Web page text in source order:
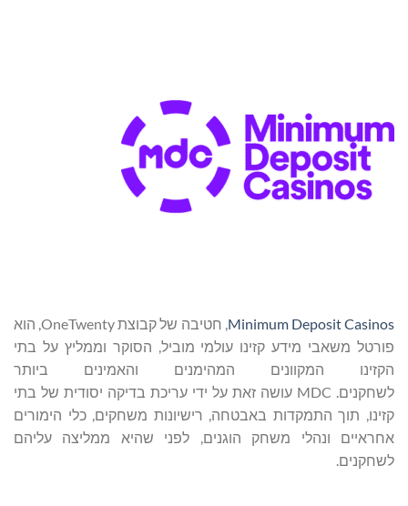
Minimum Deposit Casinos
, חטיבה של קבוצת OneTwenty, הוא
פורטל משאבי מידע קזינו עולמי מוביל, הסוקר וממליץ על בתי
הקזינו המקוונים המהימנים והאמינים ביותר
לשחקנים. MDC עושה זאת על ידי עריכת בדיקה יסודית של בתי
קזינו, תוך התמקדות באבטחה, רישיונות משחקים, כלי הימורים
אחראיים ונהלי משחק הוגנים, לפני שהיא ממליצה עליהם
לשחקנים.